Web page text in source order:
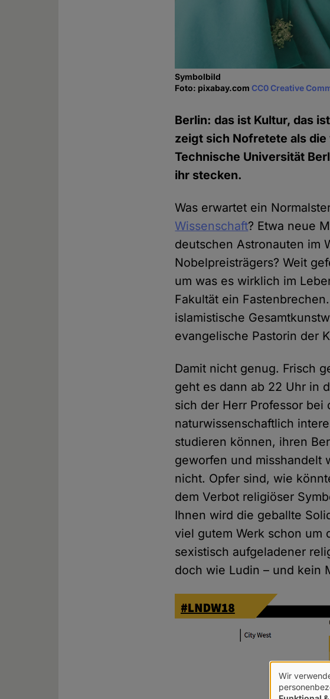
Symbolbild
Foto: pixabay.comCC0 Creative
Berlin: das ist Kultur, das
zeigt sich Nofretete als die
Technische Universität
ihr stecken.
Was erwartet ein
Wissenschaft? Etwa neue
deutschen Astronauten im
Nobelpreisträgers? Weit
um was es wirklich im
Fakultät ein
islamistische
evangelische Pastorin der
Damit nicht genug. Frisch
geht es dann ab 22 Uhr in
sich der Herr Professor
naturwissenschaftlich
studieren können, ihren
geworfen und misshandelt
nicht. Opfer sind, wie
dem Verbot religiöser
Ihnen wird die geballte
viel gutem Werk schon um
sexistisch aufgeladener
doch wie Ludin – und kein
Wir